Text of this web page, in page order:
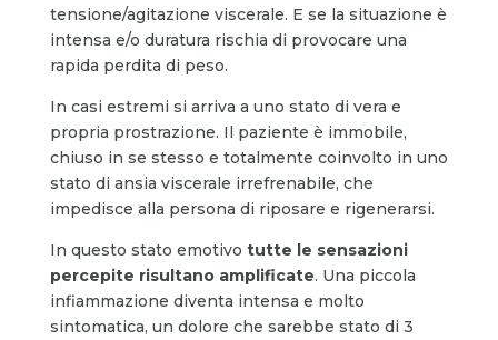
tensione/agitazione viscerale. E se la situazione è
intensa e/o duratura rischia di provocare una
rapida perdita di peso.
In casi estremi si arriva a uno stato di vera e
propria prostrazione. Il paziente è immobile,
chiuso in se stesso e totalmente coinvolto in uno
stato di ansia viscerale irrefrenabile, che
impedisce alla persona di riposare e rigenerarsi.
In questo stato emotivo tutte le sensazioni
percepite risultano amplificate. Una piccola
infiammazione diventa intensa e molto
sintomatica, un dolore che sarebbe stato di 3